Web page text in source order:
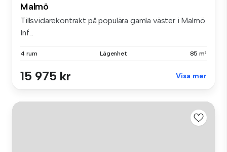
Malmö
Tillsvidarekontrakt på populära gamla väster i Malmö.
Inf...
4 rum Lägenhet 85 m²
15 975 kr Visa mer